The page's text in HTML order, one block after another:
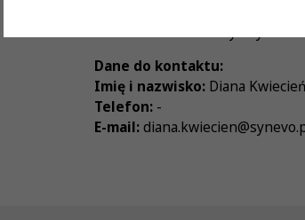
Dane do kontaktu:
Imię i nazwisko:Diana Kwiecień
Telefon:-
E-mail: